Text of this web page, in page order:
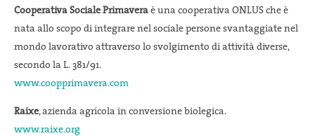
Cooperativa Sociale Primavera è una cooperativa ONLUS che è
nata allo scopo di integrare nel sociale persone svantaggiate nel
mondo lavorativo attraverso lo svolgimento di attività diverse,
secondo la L. 381/91.
www.coopprimavera.com
Raixe, azienda agricola in conversione biolegica.
www.raixe.org